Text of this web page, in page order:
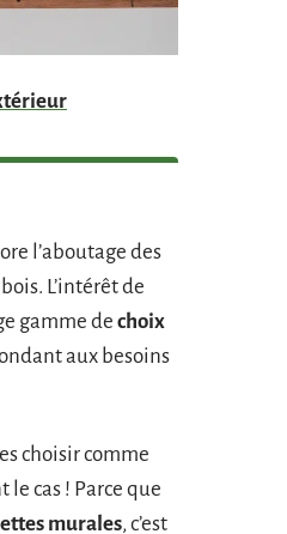
l’aboutage des
L’intérêt de
gamme de choix
aux besoins
choisir comme
cas ! Parce que
murales, c’est